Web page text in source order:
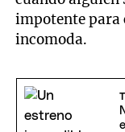
impotente para
incomoda.